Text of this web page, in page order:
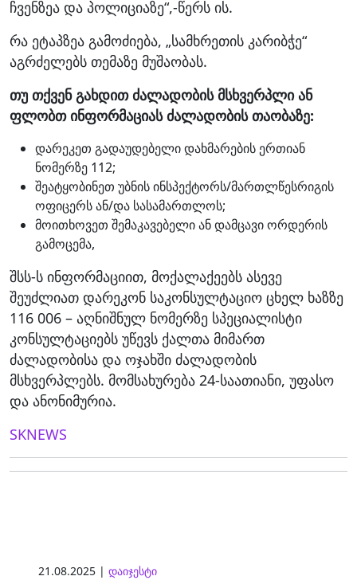
ჩვენზეა და პოლიციაზე“,-წერს ის.
რა ეტაპზეა გამოძიება, „სამხრეთის კარიბჭე“
აგრძელებს თემაზე მუშაობას.
თუ თქვენ გახდით ძალადობის მსხვერპლი ან
ფლობთ ინფორმაციას ძალადობის თაობაზე:
დარეკეთ გადაუდებელი დახმარების ერთიან
ნომერზე 112;
შეატყობინეთ უბნის ინსპექტორს/მართლწესრიგის
ოფიცერს ან/და სასამართლოს;
მოითხოვეთ შემაკავებელი ან დამცავი ორდერის
გამოცემა,
შსს-ს ინფორმაციით, მოქალაქეებს ასევე
შეუძლიათ დარეკონ საკონსულტაციო ცხელ ხაზზე
116 006 – აღნიშნულ ნომერზე სპეციალისტი
კონსულტაციებს უწევს ქალთა მიმართ
ძალადობისა და ოჯახში ძალადობის
მსხვერპლებს. მომსახურება 24-საათიანი, უფასო
და ანონიმურია.
SKNEWS
21.08.2025 | დაიჯესტი